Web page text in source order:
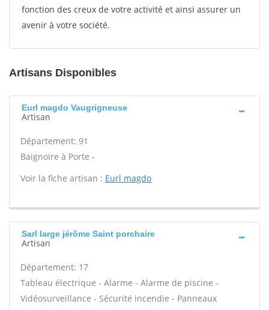
fonction des creux de votre activité et ainsi assurer un
avenir à votre société.
Artisans Disponibles
Eurl magdo Vaugrigneuse
Artisan
Département: 91
Baignoire à Porte -
Voir la fiche artisan : Eurl magdo
Sarl large jérôme Saint porchaire
Artisan
Département: 17
Tableau électrique - Alarme - Alarme de piscine -
Vidéosurveillance - Sécurité incendie - Panneaux